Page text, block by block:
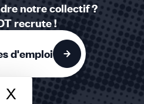
X Masquer le
notre collectif ?
recrute !
d'emploi